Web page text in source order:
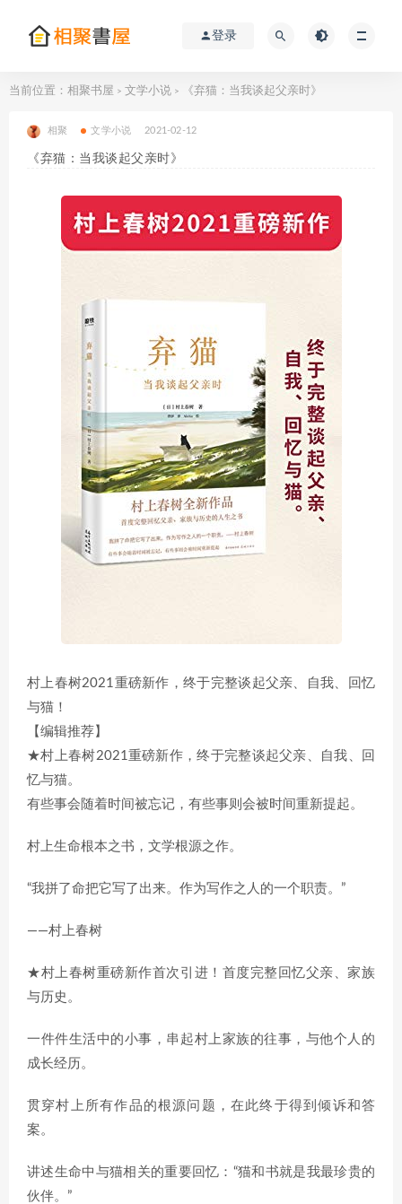
登录
当前位置： 相聚书屋 > 文学小说 > 《弃猫：当我谈起父亲时》
相聚 文学小说 2021-02-12
《弃猫：当我谈起父亲时》
村上春树2021重磅新作，终于完整谈起父亲、自我、回忆
与猫！
【编辑推荐】
★村上春树2021重磅新作，终于完整谈起父亲、自我、回
忆与猫。
有些事会随着时间被忘记，有些事则会被时间重新提起。
村上生命根本之书，文学根源之作。
“我拼了命把它写了出来。作为写作之人的一个职责。”
——村上春树
★村上春树重磅新作首次引进！首度完整回忆父亲、家族
与历史。
一件件生活中的小事，串起村上家族的往事，与他个人的
成长经历。
贯穿村上所有作品的根源问题，在此终于得到倾诉和答
案。
讲述生命中与猫相关的重要回忆：“猫和书就是我最珍贵的
伙伴。”